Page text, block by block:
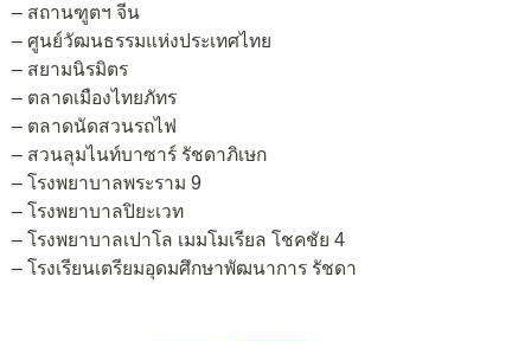
– สถานฑูตฯ จีน
– ศูนย์วัฒนธรรมแห่งประเทศไทย
– สยามนิรมิตร
– ตลาดเมืองไทยภัทร
– ตลาดนัดสวนรถไฟ
– สวนลุมไนท์บาซาร์ รัชดาภิเษก
– โรงพยาบาลพระราม 9
– โรงพยาบาลปิยะเวท
– โรงพยาบาลเปาโล เมมโมเรียล โชคชัย 4
– โรงเรียนเตรียมอุดมศึกษาพัฒนาการ รัชดา